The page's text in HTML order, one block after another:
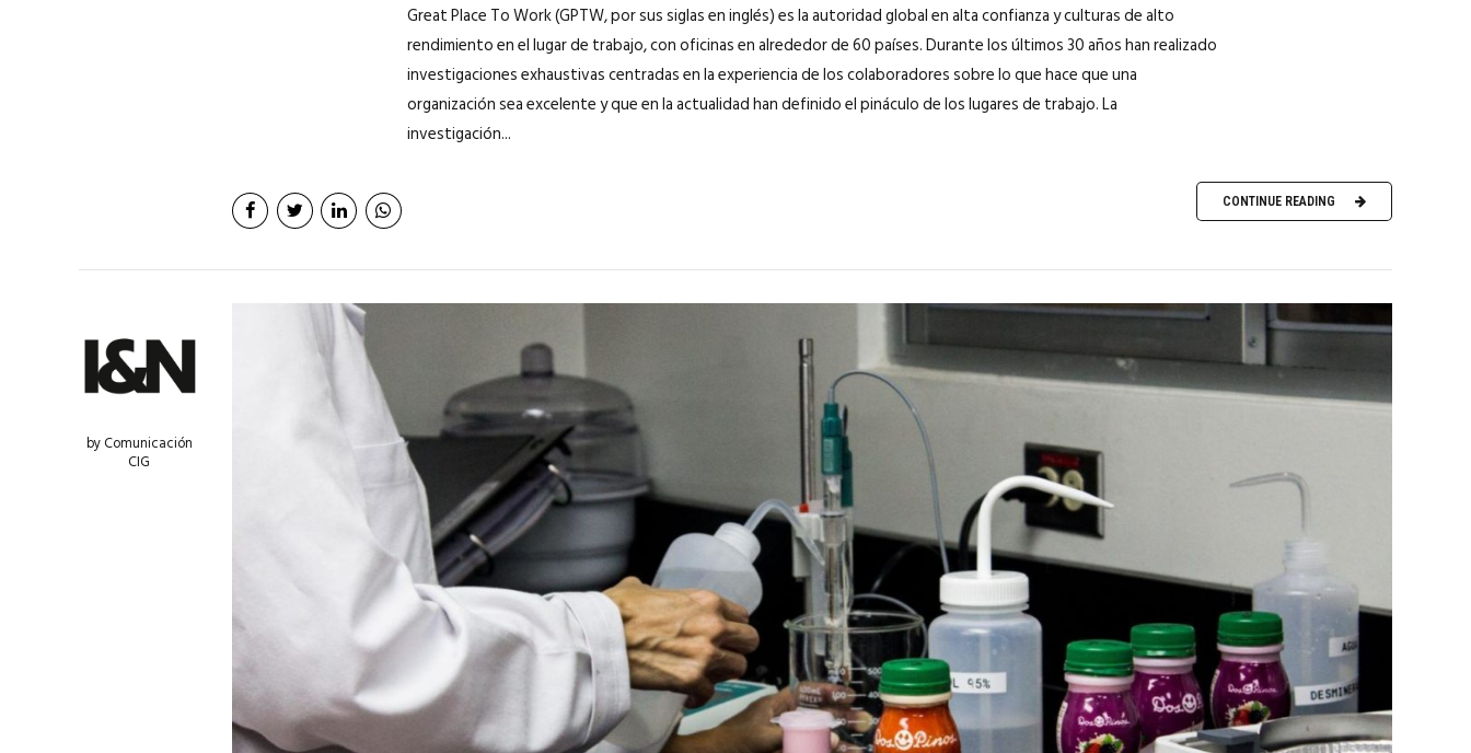
Great Place To Work (GPTW, por sus siglas en inglés) es la autoridad global en alta confianza y culturas de alto
rendimiento en el lugar de trabajo, con oficinas en alrededor de 60 países. Durante los últimos 30 años han realizado
investigaciones exhaustivas centradas en la experiencia de los colaboradores sobre lo que hace que una
organización sea excelente y que en la actualidad han definido el pináculo de los lugares de trabajo. La
investigación...
CONTINUE READING
by Comunicación
CIG